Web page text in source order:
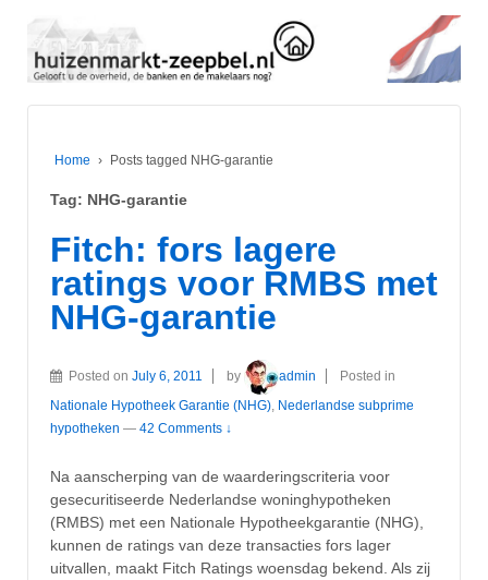
Home › Posts tagged NHG-garantie
Tag: NHG-garantie
Fitch: fors lagere
ratings voor RMBS met
NHG-garantie
Posted on July 6, 2011 by admin
Posted in
Nationale Hypotheek Garantie (NHG), Nederlandse subprime
hypotheken — 42 Comments ↓
Na aanscherping van de waarderingscriteria voor
gesecuritiseerde Nederlandse woninghypotheken
(RMBS) met een Nationale Hypotheekgarantie (NHG),
kunnen de ratings van deze transacties fors lager
uitvallen, maakt Fitch Ratings woensdag bekend. Als zij